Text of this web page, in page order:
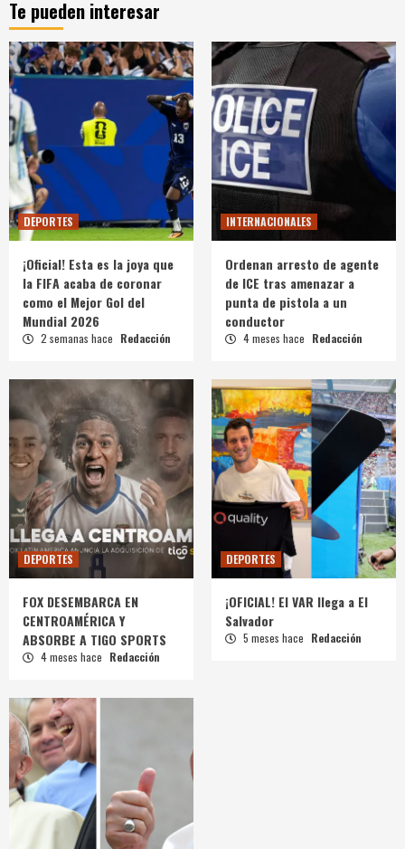
Te pueden interesar
DEPORTES
¡Oficial! Esta es la joya que
la FIFA acaba de coronar
como el Mejor Gol del
Mundial 2026
2 semanas hace Redacción
INTERNACIONALES
Ordenan arresto de agente
de ICE tras amenazar a
punta de pistola a un
conductor
4 meses hace Redacción
DEPORTES
FOX DESEMBARCA EN
CENTROAMÉRICA Y
ABSORBE A TIGO SPORTS
4 meses hace Redacción
DEPORTES
¡OFICIAL! El VAR llega a El
Salvador
5 meses hace Redacción